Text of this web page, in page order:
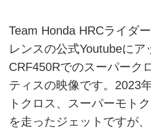
Team Honda HRCライダ
レンスの公式Youtubeにア
CRF450Rでのスーパーク
ティスの映像です。2023
トクロス、スーパーモト
を走ったジェットですが